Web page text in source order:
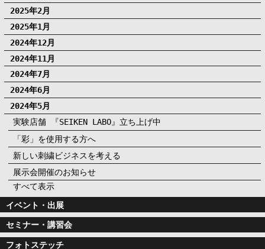
2025年2月
2025年1月
2024年12月
2024年11月
2024年7月
2024年6月
2024年5月
実験店舗 『SEIKEN LABO』立ち上げ中
「彩」を使用する方へ
新しい刺繍ビジネスを考える
展示会開催のお知らせ
すべて表示
イベント・出展
セミナー・講習会
フォトステッチ